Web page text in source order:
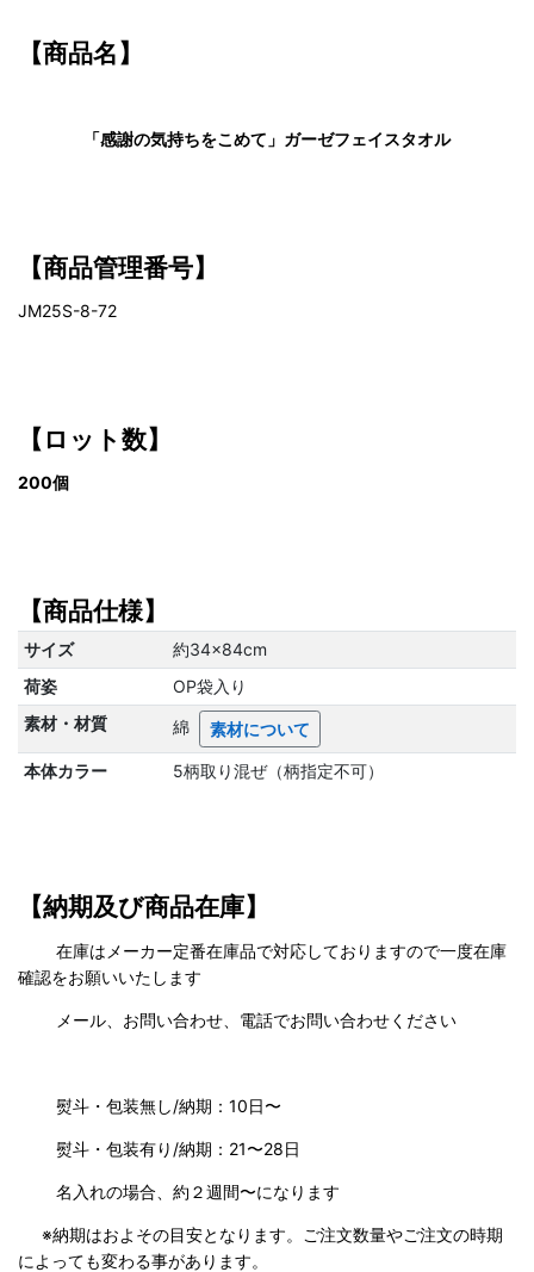
【商品名】
「感謝の気持ちをこめて」ガーゼフェイスタオル
【商品管理番号】
JM25S-8-72
【ロット数】
200個
【商品仕様】
サイズ
約34×84cm
荷姿
OP袋入り
素材・材質
綿 素材について
本体カラー 5柄取り混ぜ（柄指定不可）
【納期及び商品在庫】
在庫はメーカー定番在庫品で対応しておりますので一度在庫
確認をお願いいたします
メール、お問い合わせ、電話でお問い合わせください
熨斗・包装無し/納期：10日〜
熨斗・包装有り/納期：21〜28日
名入れの場合、約２週間〜になります
※納期はおよその目安となります。ご注文数量やご注文の時期
によっても変わる事があります。